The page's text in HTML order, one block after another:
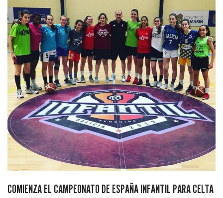
COMIENZA EL CAMPEONATO DE ESPAÑA INFANTIL PARA CELTA